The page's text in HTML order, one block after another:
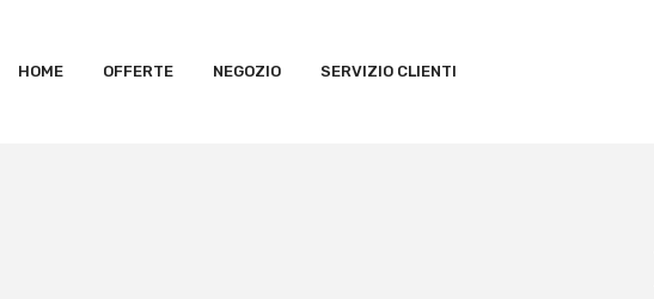
HOME OFFERTE NEGOZIO SERVIZIO CLIENTI